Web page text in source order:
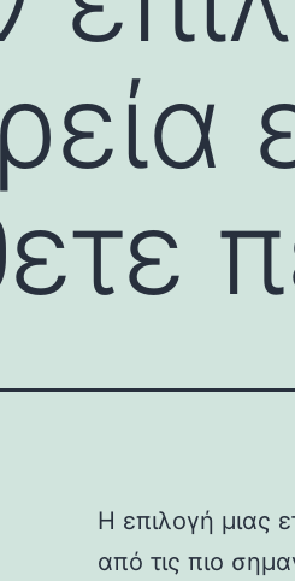
Η επιλογή μιας
από τις πιο